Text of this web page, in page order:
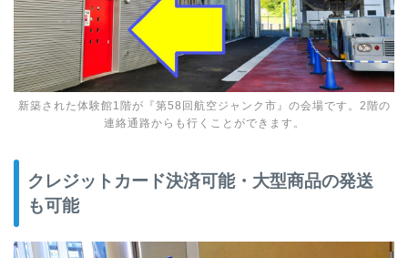
新築された体験館1階が『第58回航空ジャンク市』の会場です。2階の
連絡通路からも行くことができます。
クレジットカード決済可能・大型商品の発送
も可能